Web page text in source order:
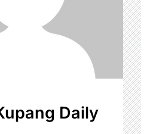
Daily